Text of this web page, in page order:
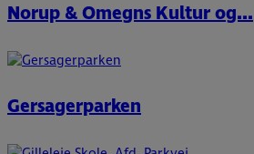
Norup & Omegns Kultur og...
Gersagerparken